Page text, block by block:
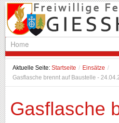
Aktuelle Seite:Startseite / Einsätze /
Gasflasche brennt auf Baustelle -
Gasflasche